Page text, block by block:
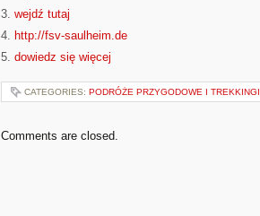
3. wejdź tutaj
4. http://fsv-saulheim.de
5. dowiedz się więcej
CATEGORIES: PODRÓŻE PRZYGODOWE I TREKKINGI
Comments are closed.